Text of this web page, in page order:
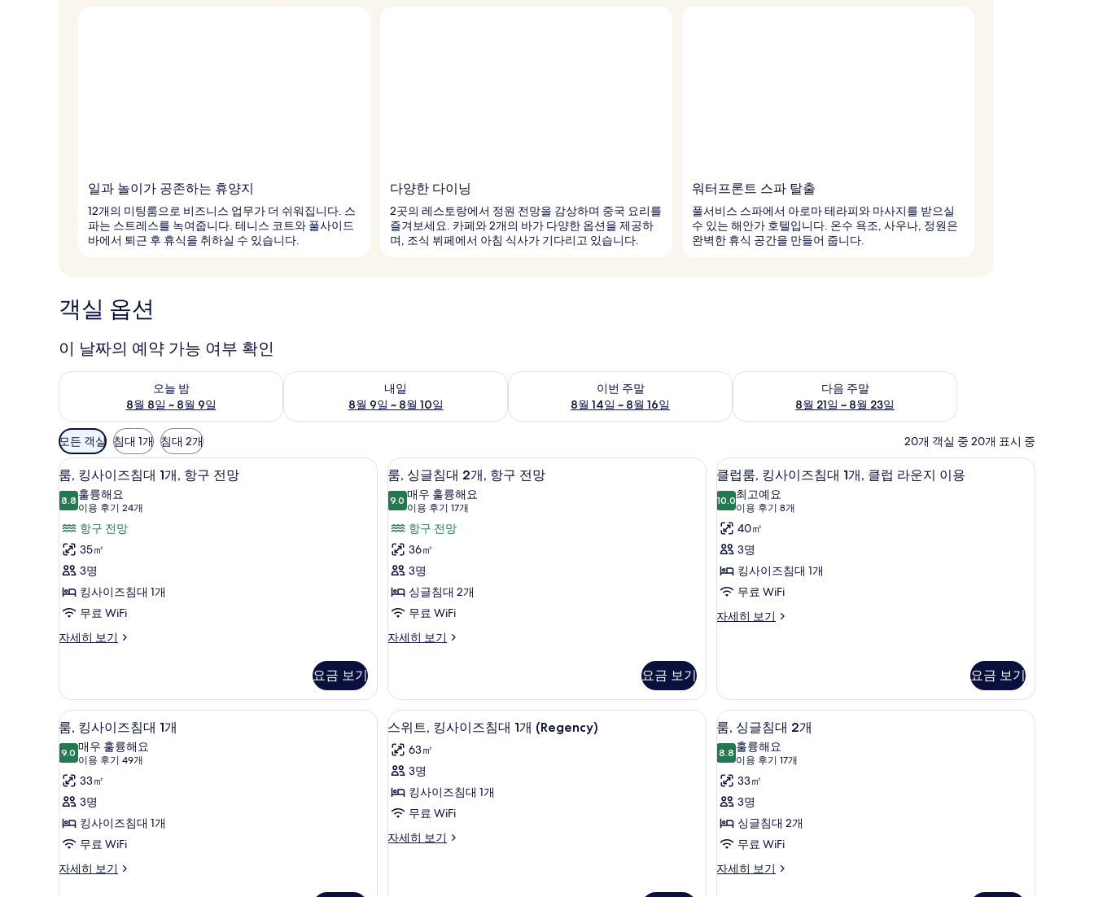
일과 놀이가 공존하는 휴양지
12개의 미팅룸으로 비즈니스 업무가 더 쉬워집니다. 스
파는 스트레스를 녹여줍니다. 테니스 코트와 풀사이드
바에서 퇴근 후 휴식을 취하실 수 있습니다.
다양한 다이닝
2곳의 레스토랑에서 정원 전망을 감상하며 중국 요리를
즐겨보세요. 카페와 2개의 바가 다양한 옵션을 제공하
며, 조식 뷔페에서 아침 식사가 기다리고 있습니다.
워터프론트 스파 탈출
풀서비스 스파에서 아로마 테라피와 마사지를 받으실
수 있는 해안가 호텔입니다. 온수 욕조, 사우나, 정원은
완벽한 휴식 공간을 만들어 줍니다.
객실 옵션
이 날짜의 예약 가능 여부 확인
오늘 밤
8월 8일 ~ 8월 9일
오늘 밤 예약 가능 여부 확인, 8월 8일 ~ 8월 9일
내일
8월 9일 ~ 8월 10일
내일 예약 가능 여부 확인, 8월 9일 ~ 8월 10일
이번 주말
8월 14일 ~ 8월 16일
이번 주말 예약 가능 여부 확인, 8월 14일 ~ 8월 16일
다음 주말
8월 21일 ~ 8월 23일
다음 주말 예약 가능 여부 확인, 8월 21일 ~ 8월 23일
객
실
에
사
용
가
능
한
필
터
모든 객실 침대 1개 침대 2개 20개 객실 중 20개 표시 중
룸,
킹
사
이
즈
침
대
1
개,
전
망
사
진
모
두
보
기
고급 침구, 미니바, 객실 내 금고, 책상
8
룸, 킹사이즈침대 1개, 항구 전망
8.88.8점 만점 중 10점
훌륭해요
이용 후기 24개
(이
용
후
기
24
개)
항구 전망
35㎡
3명
킹사이즈침대 1개
무료 WiFi
자세히 보기
룸,
즈
침
대
1
개,
구
전
자
세
보
요금 보기
룸,
싱
글
침
대
2
개,
항
구
사
진
모
두
보
기
고급 침구, 미니바, 객실 내 금고, 책상
6
룸, 싱글침대 2개, 항구 전망
9.09.0점 만점 중 10점
매우 훌륭해요
이용 후기 17개
(이
용
후
기
17
개)
항구 전망
36㎡
3명
싱글침대 2개
무료 WiFi
자세히 보기
룸,
대
개,
구
전
자
세
보
요금 보기
클
럽
룸,
킹
사
이
즈
침
클
럽
라
운
지
이
용
사
진
고급 침구, 미니바, 객실 내 금고, 책상
5
클럽룸, 킹사이즈침대 1개, 클럽 라운지 이용
10.010.0점 만점 중 10점
최고예요
이용 후기 8개
(이
용
후
기
8
개)
40㎡
3명
킹사이즈침대 1개
무료 WiFi
자세히 보기
클
이
즈
침
대
1
개,
클
럽
라
운
이
용
자
요금 보기
룸,
킹
사
이
즈
침
대
1
고급 침구, 미니바, 객실 내 금고, 책상
5
룸, 킹사이즈침대 1개
9.09.0점 만점 중 10점
매우 훌륭해요
이용 후기 49개
(이
용
후
기
49
개)
33㎡
3명
킹사이즈침대 1개
무료 WiFi
자세히 보기
룸,
스
위
트,
킹
사
즈
고급 침구, 미니바, 객실 내 금고, 책상
4
스위트, 킹사이즈침대 1개 (Regency)
63㎡
3명
킹사이즈침대 1개
무료 WiFi
자세히 보기
스
룸,
싱
글
침
대
2
개
사
고급 침구, 미니바, 객실 내 금고, 책상
5
룸, 싱글침대 2개
8.88.8점 만점 중 10점
훌륭해요
이용 후기 17개
(이
용
후
기
17
개)
33㎡
3명
싱글침대 2개
무료 WiFi
자세히 보기
룸,